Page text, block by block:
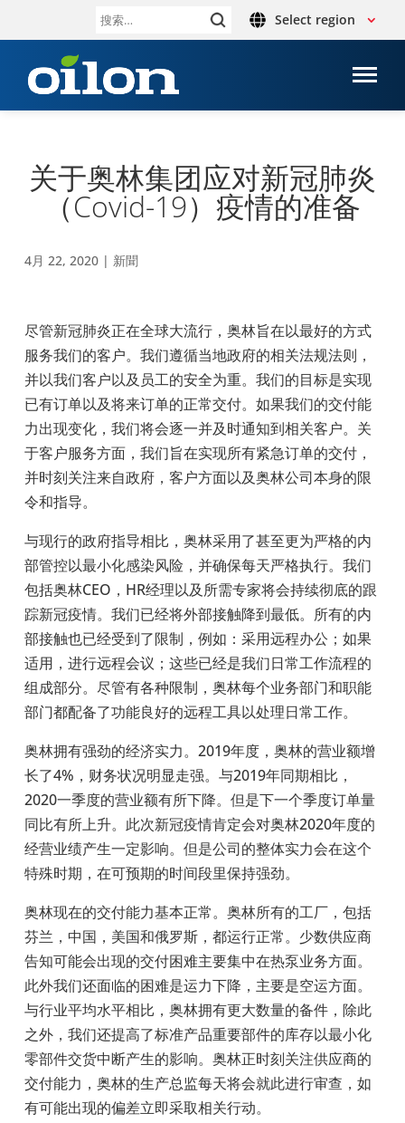
搜 Select region
关于奥林集团应对新冠肺炎
（Covid-19）疫情的准备
4月 22, 2020| 新聞
尽管新冠肺炎正在全球大流行，奥林旨在以最好的方式
服务我们的客户。我们遵循当地政府的相关法规法则，
并以我们客户以及员工的安全为重。我们的目标是实现
已有订单以及将来订单的正常交付。如果我们的交付能
力出现变化，我们将会逐一并及时通知到相关客户。关
于客户服务方面，我们旨在实现所有紧急订单的交付，
并时刻关注来自政府，客户方面以及奥林公司本身的限
令和指导。
与现行的政府指导相比，奥林采用了甚至更为严格的内
部管控以最小化感染风险，并确保每天严格执行。我们
包括奥林CEO，HR经理以及所需专家将会持续彻底的跟
踪新冠疫情。我们已经将外部接触降到最低。所有的内
部接触也已经受到了限制，例如：采用远程办公；如果
适用，进行远程会议；这些已经是我们日常工作流程的
组成部分。尽管有各种限制，奥林每个业务部门和职能
部门都配备了功能良好的远程工具以处理日常工作。
奥林拥有强劲的经济实力。2019年度，奥林的营业额增
长了4%，财务状况明显走强。与2019年同期相比，
2020一季度的营业额有所下降。但是下一个季度订单量
同比有所上升。此次新冠疫情肯定会对奥林2020年度的
经营业绩产生一定影响。但是公司的整体实力会在这个
特殊时期，在可预期的时间段里保持强劲。
奥林现在的交付能力基本正常。奥林所有的工厂，包括
芬兰，中国，美国和俄罗斯，都运行正常。少数供应商
告知可能会出现的交付困难主要集中在热泵业务方面。
此外我们还面临的困难是运力下降，主要是空运方面。
与行业平均水平相比，奥林拥有更大数量的备件，除此
之外，我们还提高了标准产品重要部件的库存以最小化
零部件交货中断产生的影响。奥林正时刻关注供应商的
交付能力，奥林的生产总监每天将会就此进行审查，如
有可能出现的偏差立即采取相关行动。